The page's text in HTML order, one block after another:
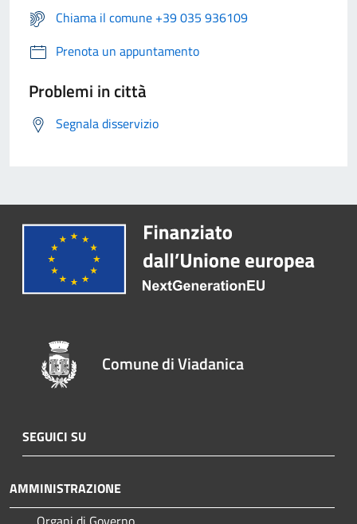
Chiama il comune +39 035 936109
Prenota un appuntamento
Problemi in città
Segnala disservizio
Comune di Viadanica
SEGUICI SU
AMMINISTRAZIONE